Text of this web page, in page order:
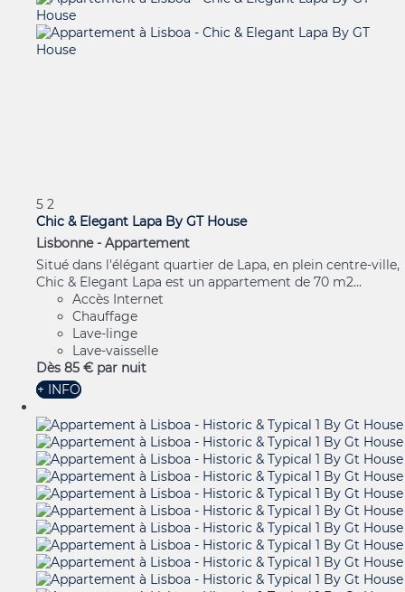
5 2
Chic & Elegant Lapa By GT House
Lisbonne - Appartement
Situé dans l'élégant quartier de Lapa, en plein centre-ville,
Chic & Elegant Lapa est un appartement de 70 m2...
Accès Internet
Chauffage
Lave-linge
Lave-vaisselle
Dès 85 € par nuit
+ INFO